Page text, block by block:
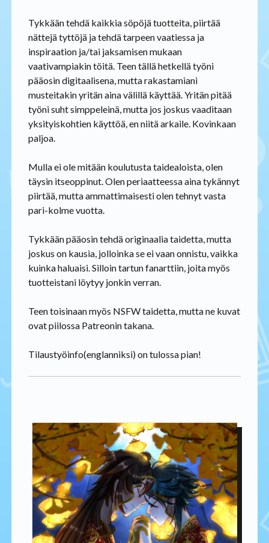
Tykkään tehdä kaikkia söpöjä tuotteita, piirtää
nättejä tyttöjä ja tehdä tarpeen vaatiessa ja
inspiraation ja/tai jaksamisen mukaan
vaativampiakin töitä. Teen tällä hetkellä työni
pääosin digitaalisena, mutta rakastamiani
musteitakin yritän aina välillä käyttää. Yritän pitää
työni suht simppeleinä, mutta jos joskus vaaditaan
yksityiskohtien käyttöä, en niitä arkaile. Kovinkaan
paljoa.
Mulla ei ole mitään koulutusta taidealoista, olen
täysin itseoppinut. Olen periaatteessa aina tykännyt
piirtää, mutta ammattimaisesti olen tehnyt vasta
pari-kolme vuotta.
Tykkään pääosin tehdä originaalia taidetta, mutta
joskus on kausia, jolloinka se ei vaan onnistu, vaikka
kuinka haluaisi. Silloin tartun fanarttiin, joita myös
tuotteistani löytyy jonkin verran.
Teen toisinaan myös NSFW taidetta, mutta ne kuvat
ovat piilossa Patreonin takana.
Tilaustyöinfo(englanniksi) on tulossa pian!